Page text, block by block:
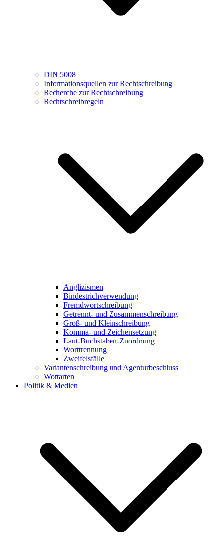
DIN 5008
Informationsquellen zur Rechtschreibung
Recherche zur Rechtschreibung
Rechtschreibregeln
Anglizismen
Bindestrichverwendung
Fremdwortschreibung
Getrennt- und Zusammenschreibung
Groß- und Kleinschreibung
Komma- und Zeichensetzung
Laut-Buchstaben-Zuordnung
Worttrennung
Zweifelsfälle
Variantenschreibung und Agenturbeschluss
Wortarten
Politik & Medien